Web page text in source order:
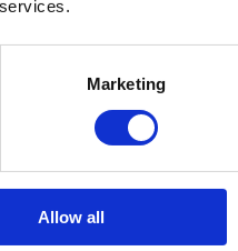
Marketing
Allow all
*